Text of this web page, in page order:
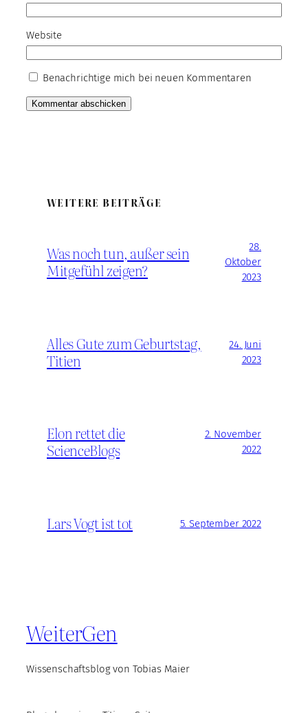
Website
Benachrichtige mich bei neuen Kommentaren
WEITERE BEITRÄGE
Was noch tun, außer sein
Mitgefühl zeigen?
28.
Oktober
2023
Alles Gute zum Geburtstag,
Titien
24. Juni
2023
Elon rettet die
ScienceBlogs
2. November
2022
Lars Vogt ist tot 5. September 2022
WeiterGen
Wissenschaftsblog von Tobias Maier